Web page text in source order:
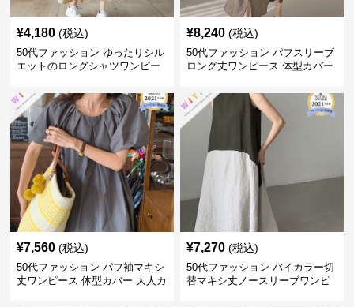
¥4,180 (税込)
50代ファッション ゆったりシル
エットのロングシャツワンピー
¥8,240 (税込)
50代ファッション パフスリーブ
ロング丈ワンピース 体型カバー
¥7,560 (税込)
50代ファッション パフ袖マキシ
丈ワンピース 体型カバー 大人カ
¥7,270 (税込)
50代ファッション バイカラー切
替マキシ丈ノースリーブワンピ